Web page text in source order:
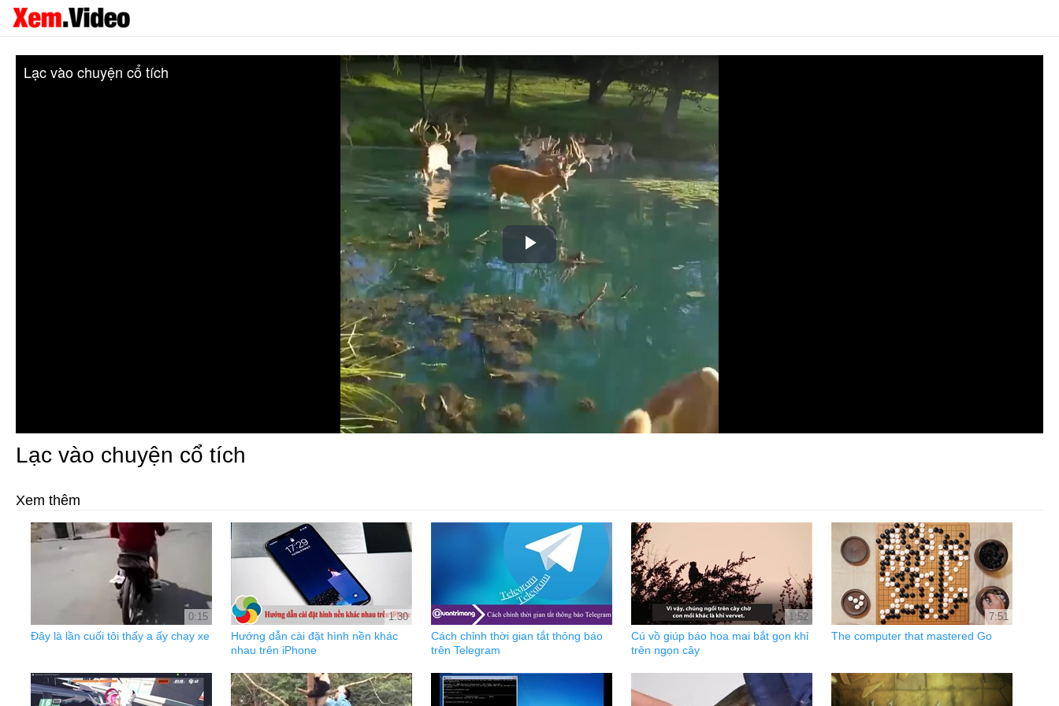
Play
Video
Lạc vào chuyện cổ tích
Lạc vào chuyện cổ tích
Xem thêm
0:15
Đây là lần cuối tôi thấy a ấy chạy xe
1:30
Hướng dẫn cài đặt hình nền khác
nhau trên iPhone
Cách chỉnh thời gian tắt thông báo
trên Telegram
1:52
Cú vồ giúp báo hoa mai bắt gọn khỉ
trên ngọn cây
7:51
The computer that mastered Go